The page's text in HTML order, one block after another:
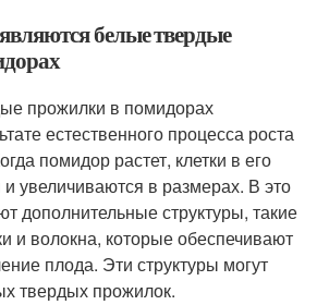
белые твердые
прожилки в помидорах
естественного процесса роста
помидор растет, клетки в его
и увеличиваются в размерах. В это
дополнительные структуры, такие
и волокна, которые обеспечивают
плода. Эти структуры могут
твердых прожилок.